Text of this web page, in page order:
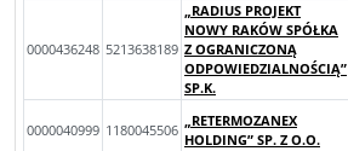
0000436248 5213638189
„RADIUS PROJEKT
NOWY RAKÓW SPÓŁKA
Z OGRANICZONĄ
ODPOWIEDZIALNOŚCIĄ”
SP.K.
0000040999 1180045506
„RETERMOZANEX
HOLDING” SP. Z O.O.